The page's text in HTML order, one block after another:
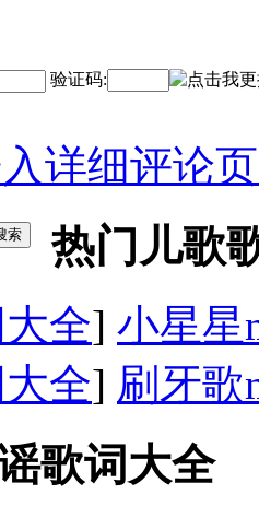
验证码:
详细评论
索 热门儿歌
全] 小星星
全] 刷牙歌
歌词大全